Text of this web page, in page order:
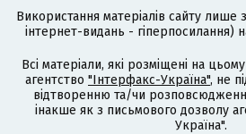
Використання матеріалів сайту лише
інтернет-видань - гіперпосилання)
Всі матеріали, які розміщені на
агентство "Інтерфакс-Україна", не
відтворенню та/чи
інакше як з письмового дозволу
Україна".